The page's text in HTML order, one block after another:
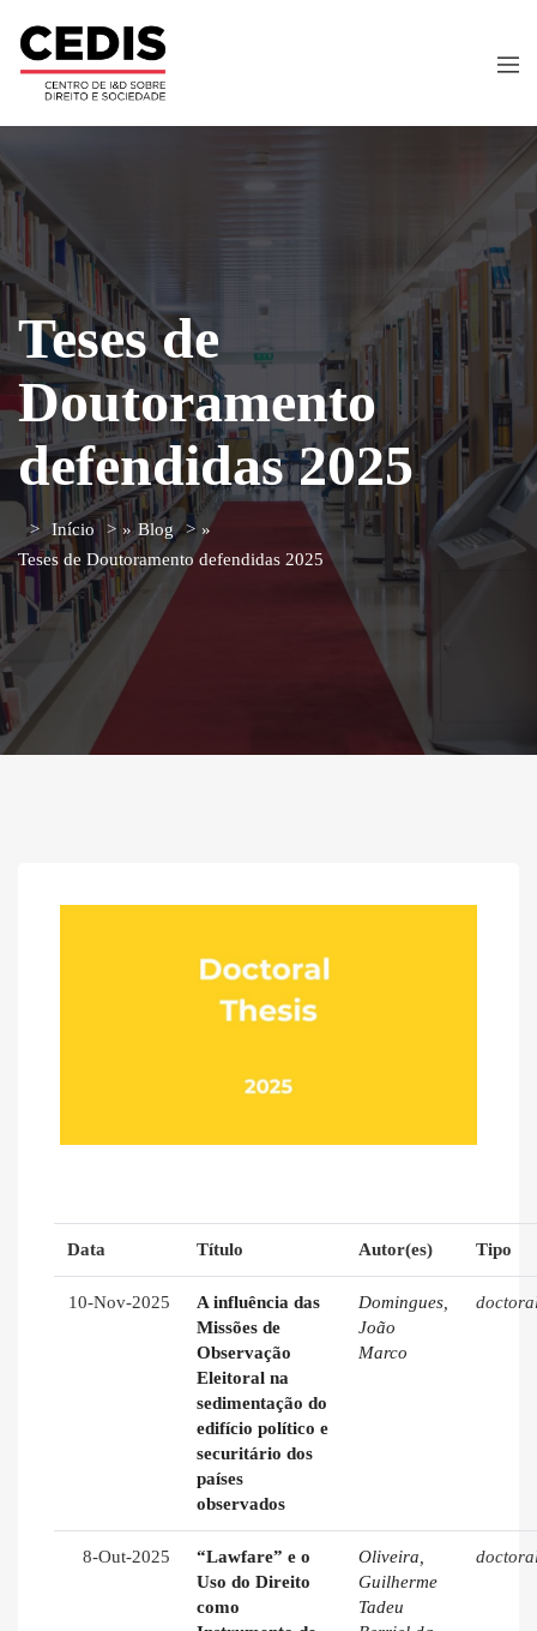
Teses de
Doutoramento
defendidas 2025
Início » Blog
»
Teses de Doutoramento defendidas 2025
Data Título Autor(es) Tipo
10-Nov-2025
A influência das
Missões de
Observação
Eleitoral na
sedimentação do
edifício político e
securitário dos
países
observados
Domingues,
João
Marco
8-Out-2025
“Lawfare” e o
Uso do Direito
como
Oliveira,
Guilherme
Tadeu